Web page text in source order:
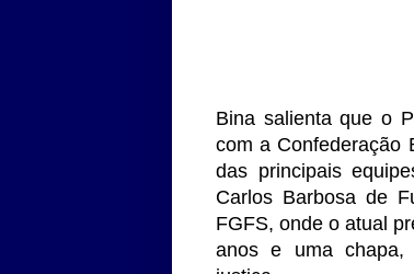
Bina salienta que o
com a Confederação
das principais
Carlos Barbosa de
FGFS, onde o atual
anos e uma chapa,